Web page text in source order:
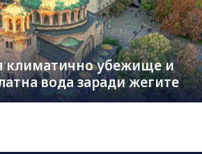
климатично убежище и
вода заради жегите